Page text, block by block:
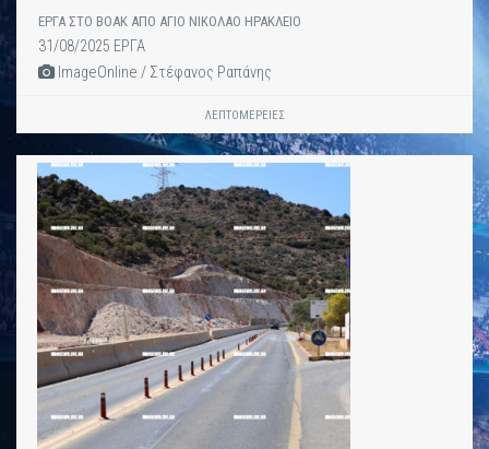
ΕΡΓΑ ΣΤΟ ΒΟΑΚ ΑΠΟ ΑΓΙΟ ΝΙΚΟΛΑΟ ΗΡΑΚΛΕΙΟ
31/08/2025 ΕΡΓΑ
ImageOnline / Στέφανος Ραπάνης
ΛΕΠΤΟΜΈΡΕΙΕΣ